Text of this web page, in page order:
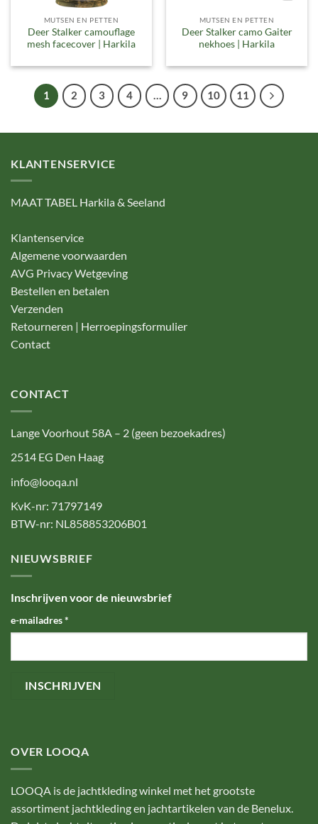
MUTSEN EN PETTEN
Deer Stalker camouflage
mesh facecover | Harkila
MUTSEN EN PETTEN
Deer Stalker camo Gaiter
nekhoes | Harkila
1 2 3 4 … 9 10 11
KLANTENSERVICE
MAAT TABEL Harkila & Seeland
Klantenservice
Algemene voorwaarden
AVG Privacy Wetgeving
Bestellen en betalen
Verzenden
Retourneren | Herroepingsformulier
Contact
CONTACT
Lange Voorhout 58A – 2 (geen bezoekadres)
2514 EG Den Haag
info@looqa.nl
KvK-nr: 71797149
BTW-nr: NL858853206B01
NIEUWSBRIEF
Inschrijven voor de nieuwsbrief
e-mailadres*
OVER LOOQA
LOOQA is de jachtkleding winkel met het grootste
assortiment jachtkleding en jachtartikelen van de Benelux.